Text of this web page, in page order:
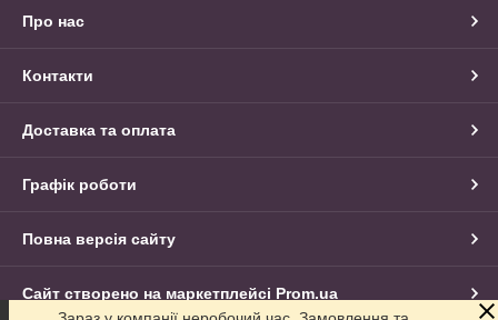
Про нас
Контакти
Доставка та оплата
Графік роботи
Повна версія сайту
Сайт створено на маркетплейсі Prom.ua